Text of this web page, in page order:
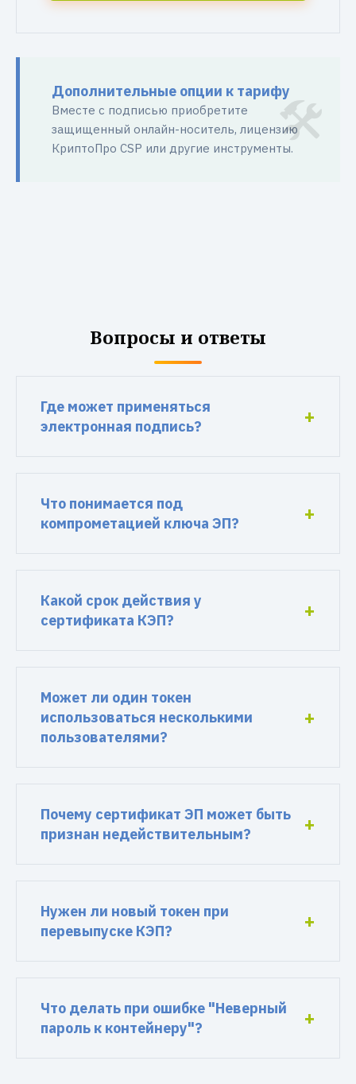
Дополнительные опции к тарифу
Вместе с подписью приобретите
защищенный онлайн-носитель, лицензию
КриптоПро CSP или другие инструменты.
Вопросы и ответы
Где может применяться
электронная подпись?
Что понимается под
компрометацией ключа ЭП?
Какой срок действия у
сертификата КЭП?
Может ли один токен
использоваться несколькими
пользователями?
Почему сертификат ЭП может быть
признан недействительным?
Нужен ли новый токен при
перевыпуске КЭП?
Что делать при ошибке "Неверный
пароль к контейнеру"?